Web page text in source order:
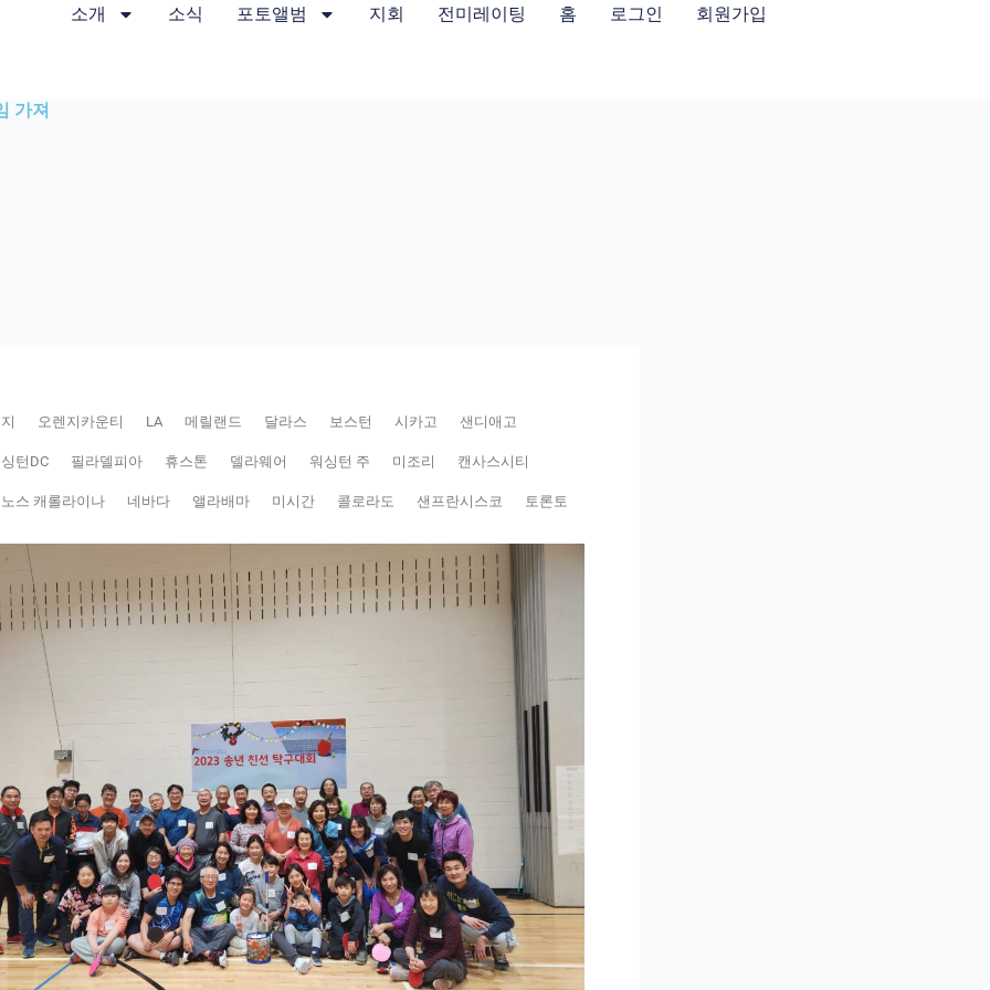
소개 소식 포토앨범 지회 전미레이팅 홈 로그인 회원가입
가져
오렌지카운티 LA 메릴랜드 달라스 보스턴 시카고 샌디애고
턴DC 필라델피아 휴스톤 델라웨어 워싱턴 주 미조리 캔사스시티
노스 캐롤라이나 네바다 앨라배마 미시간 콜로라도 샌프란시스코 토론토